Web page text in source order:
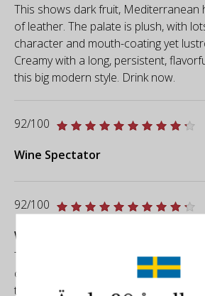
This shows dark fruit, Mediterranean
of leather. The palate is plush, with
character and mouth-coating yet
Creamy with a long, persistent,
this big modern style. Drink now.
92/100
Wine Spectator
92/100
Wine Enthusiast
This blend of Garnacha and
cassis, cocoa powder and lavender. A
tannins supports purple plum, crème